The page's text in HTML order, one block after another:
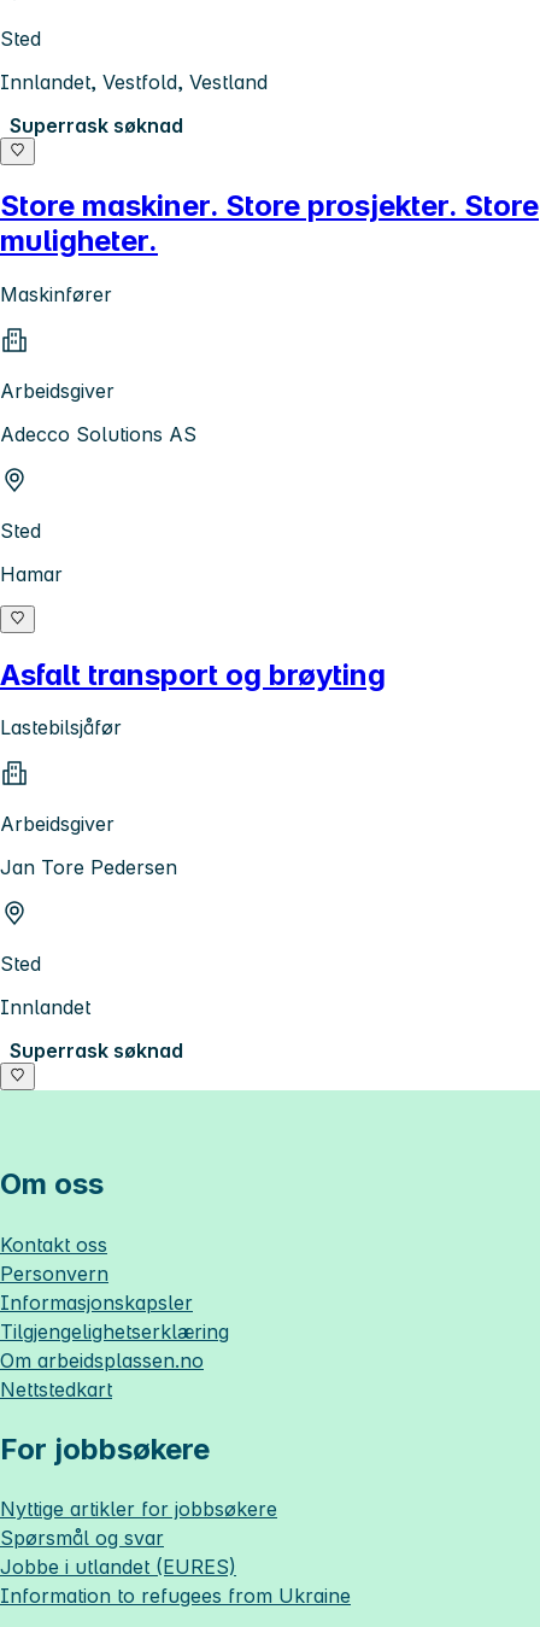
Sted
Innlandet, Vestfold, Vestland
Superrask søknad
Store maskiner. Store prosjekter. Store
muligheter.
Maskinfører
Arbeidsgiver
Adecco Solutions AS
Sted
Hamar
Asfalt transport og brøyting
Lastebilsjåfør
Arbeidsgiver
Jan Tore Pedersen
Sted
Innlandet
Superrask søknad
Om oss
Kontakt oss
Personvern
Informasjonskapsler
Tilgjengelighetserklæring
Om arbeidsplassen.no
Nettstedkart
For jobbsøkere
Nyttige artikler for jobbsøkere
Spørsmål og svar
Jobbe i utlandet (EURES)
Information to refugees from Ukraine